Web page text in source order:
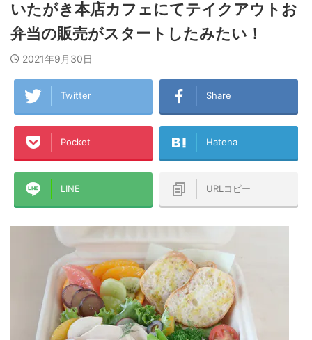
いたがき本店カフェにてテイクアウトお
弁当の販売がスタートしたみたい！
2021年9月30日
Twitter Share
Pocket Hatena
LINE URLコピー